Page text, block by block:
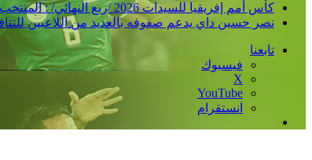
كأس أمم إفريقيا للسيدات 2026 /ربع النهائي/ : المنتخب الجزائري يشرع في التحضير لمواجهة كوت ديفوار
نصر حسين داي يدعم صفوفه بالعديد من اللاعبين
تابعنا
فيسبوك
‫X
‫YouTube
انستقرام